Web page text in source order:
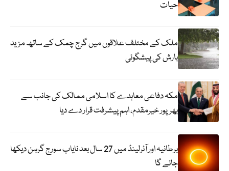
حیات
ملک کے مختلف علاقوں میں گرج چمک کے ساتھ مزید
بارش کی پیشگوئی
مکہ دفاعی معاہدے کا اسلامی ممالک کی جانب سے
بھرپور خیرمقدم، اہم پیشرفت قرار دے دیا
برطانیہ اور آئرلینڈ میں 27 سال بعد نایاب سورج گرہن دیکھا
جائے گا